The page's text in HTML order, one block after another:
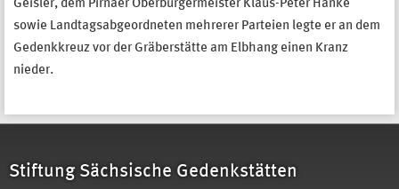
Geisler, dem Pirnaer Oberbürgermeister Klaus-Peter Hanke
sowie Landtagsabgeordneten mehrerer Parteien legte er an dem
Gedenkkreuz vor der Gräberstätte am Elbhang einen Kranz
nieder.
Stiftung Sächsische Gedenkstätten